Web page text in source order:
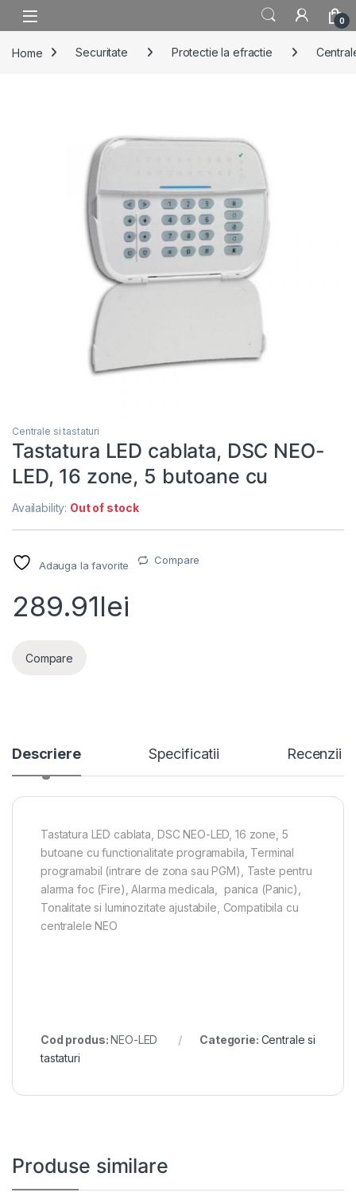
Skip to navigation
Skip to content
0
Home Securitate Protectie la efractie
Centrale si tastaturi
Tastatura LED cablata, DSC NEO-
LED, 16 zone, 5 butoane cu
Availability: Out of stock
Adauga la favorite Compare
289.91lei
Compare
Descriere Specificatii Recenzii
Tastatura LED cablata, DSC NEO-LED, 16 zone, 5
butoane cu functionalitate programabila, Terminal
programabil (intrare de zona sau PGM), Taste pentru
alarma foc (Fire), Alarma medicala, panica (Panic),
Tonalitate si luminozitate ajustabile, Compatibila cu
centralele NEO
Cod produs:NEO-LED Categorie: Centrale si
tastaturi
Produse similare